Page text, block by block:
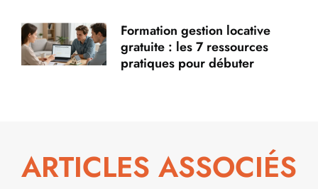
Formation gestion locative
gratuite : les 7 ressources
pratiques pour débuter
ARTICLES ASSOCIÉS